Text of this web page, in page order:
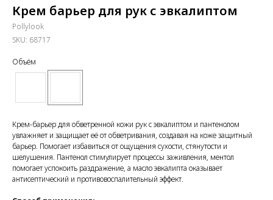
Крем барьер для рук с эвкалиптом
Pollylook
SKU: 68717
Объём
Крем-барьер для обветренной кожи рук с эвкалиптом и пантенолом
увлажняет и защищает её от обветривания, создавая на коже защитный
барьер. Помогает избавиться от ощущения сухости, стянутости и
шелушения. Пантенол стимулирует процессы заживления, ментол
помогает успокоить раздражение, а масло эвкалипта оказывает
антисептический и противовоспалительный эффект.